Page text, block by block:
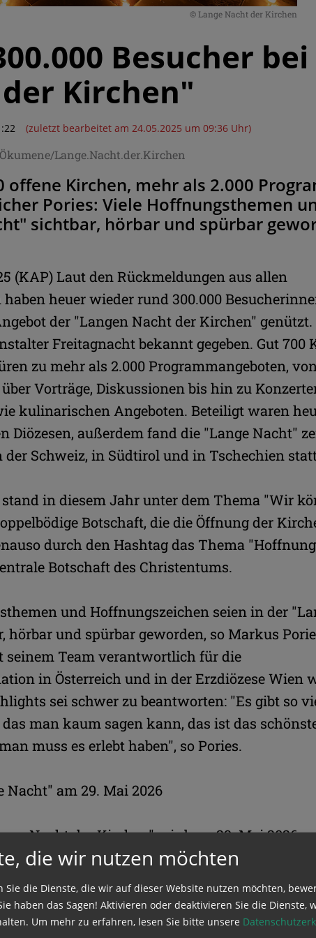
© Lange Nacht der Kirchen
Besucher
Kirchen"
(zuletzt bearbeitet am 24.05.2025 um 09:36 Uhr)
Lange.Nacht.der.Kirchen
offene Kirchen, mehr als 2.000
Pories: Viele Hoffnungsthemen
sichtbar, hörbar und spürbar
(KAP) Laut den Rückmeldungen aus allen
heuer wieder rund 300.000
der "Langen Nacht der Kirchen" genützt.
Freitagnacht bekannt gegeben. Gut 700
zu mehr als 2.000 Programmangeboten,
Vorträge, Diskussionen bis hin zu
kulinarischen Angeboten. Beteiligt waren
Diözesen, außerdem fand die "Lange Nacht"
Schweiz, in Südtirol und in Tschechien
stand in diesem Jahr unter dem Thema "Wir
Botschaft, die die Öffnung der
durch den Hashtag das Thema
Botschaft des Christentums.
und Hoffnungszeichen seien in der
hörbar und spürbar geworden, so Markus
seinem Team verantwortlich für die
in Österreich und in der Erzdiözese Wien
sei schwer zu beantworten: "Es gibt so
man kaum sagen kann, das ist das
muss es erlebt haben", so Pories.
Nacht" am 29. Mai 2026
Nacht der Kirchen" wird am 29. Mai 2026
wurde von den Veranstaltern am Freitag
Beteiligt waren heuer an dem ökumenischen
nur alle österreichischen Diözesen, sondern
auch in elf Kantonen der Schweiz, in
die wir nutzen möchten
Sie die Dienste, die wir auf dieser Website nutzen möchten,
haben das Sagen! Aktivieren oder deaktivieren Sie die Dienste,
Um mehr zu erfahren, lesen Sie bitte unsere